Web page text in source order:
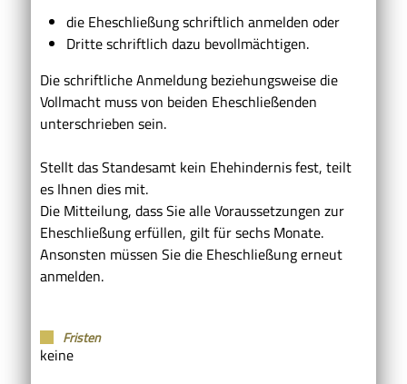
die Eheschließung schriftlich anmelden oder
Dritte schriftlich dazu bevollmächtigen.
Die schriftliche Anmeldung beziehungsweise die
Vollmacht muss von beiden Eheschließenden
unterschrieben sein.
Stellt das Standesamt kein Ehehindernis fest, teilt
es Ihnen dies mit.
Die Mitteilung, dass Sie alle Voraussetzungen zur
Eheschließung erfüllen, gilt für sechs Monate.
Ansonsten müssen Sie die Eheschließung erneut
anmelden.
Fristen
keine